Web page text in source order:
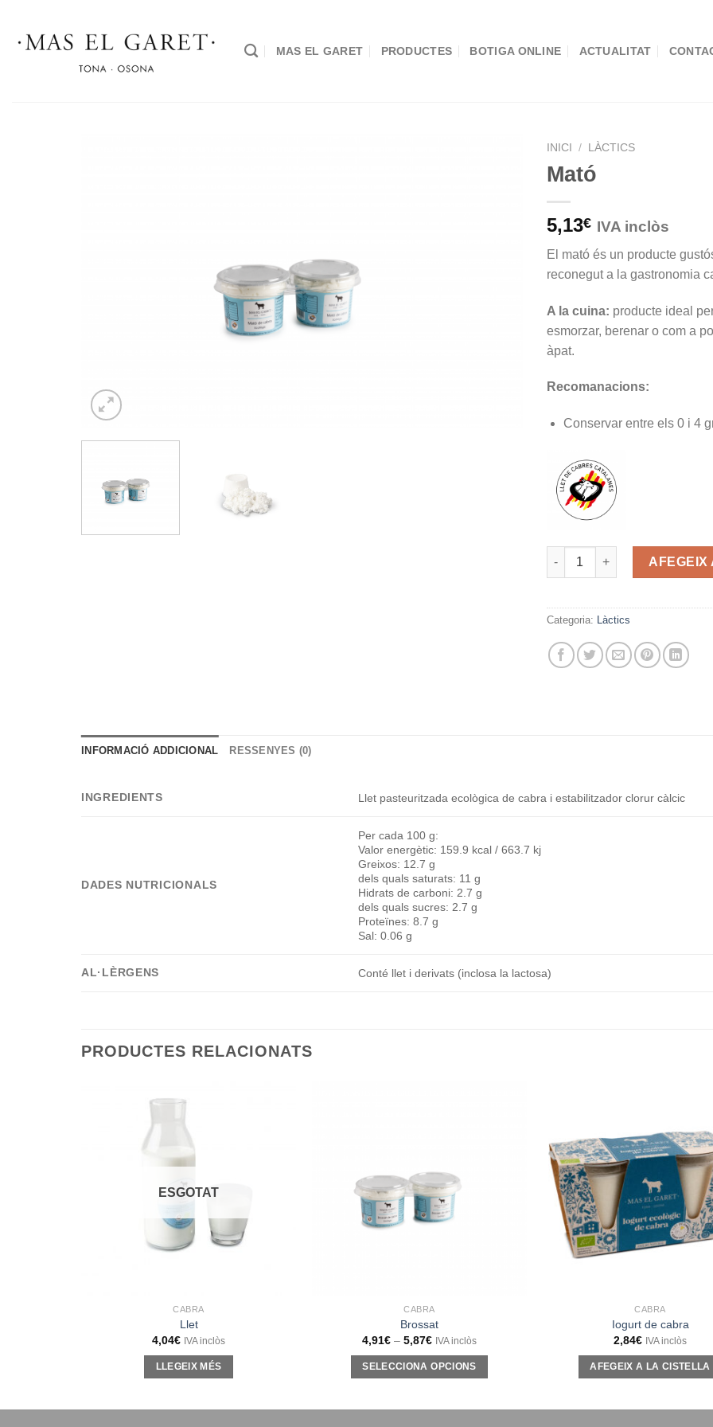
content
MAS EL GARET PRODUCTES BOTIGA ONLINE ACTUALITAT
INICI / LÀCTICS
Mató
5,13€ IVA inclòs
El mató és un producte
reconegut a la gastronomia
A la cuina: producte ideal
esmorzar, berenar o com a
àpat.
Recomanacions:
Conservar entre els 0 i 4
quantitat de Mató
AFEGEIX
Categoria: Làctics
INFORMACIÓ ADDICIONAL RESSENYES (0)
INGREDIENTS Llet pasteuritzada ecològica de cabra i estabilitzador clorur càlcic
DADES NUTRICIONALS
Per cada 100 g:
Valor energètic: 159.9 kcal / 663.7 kj
Greixos: 12.7 g
dels quals saturats: 11 g
Hidrats de carboni: 2.7 g
dels quals sucres: 2.7 g
Proteïnes: 8.7 g
Sal: 0.06 g
AL·LÈRGENS Conté llet i derivats (inclosa la lactosa)
PRODUCTES RELACIONATS
ESGOTAT
CABRA
Llet
4,04€ IVA inclòs
LLEGEIX MÉS
CABRA
Brossat
4,91€ – 5,87€ IVA inclòs
SELECCIONA OPCIONS
CABRA
Iogurt de cabra
2,84€ IVA inclòs
AFEGEIX A LA CISTELLA